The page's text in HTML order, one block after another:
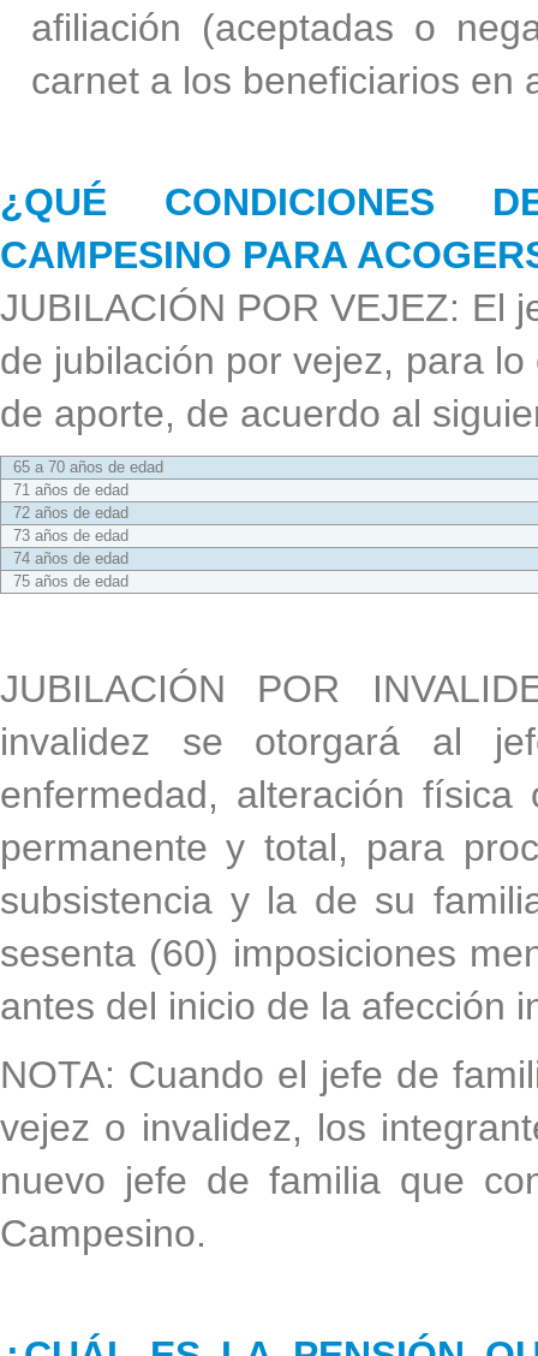
afiliación (aceptadas o
carnet a los beneficiarios en
¿QUÉ CONDICIONES
CAMPESINO PARA
JUBILACIÓN POR VEJEZ: El
de jubilación por vejez, para
de aporte, de acuerdo al
65 a 70 años de edad
71 años de edad
72 años de edad
73 años de edad
74 años de edad
75 años de edad
JUBILACIÓN POR
invalidez se otorgará al
enfermedad, alteración
permanente y total, para
subsistencia y la de su
sesenta (60) imposiciones
antes del inicio de la afección
NOTA: Cuando el jefe de
vejez o invalidez, los
nuevo jefe de familia que
Campesino.